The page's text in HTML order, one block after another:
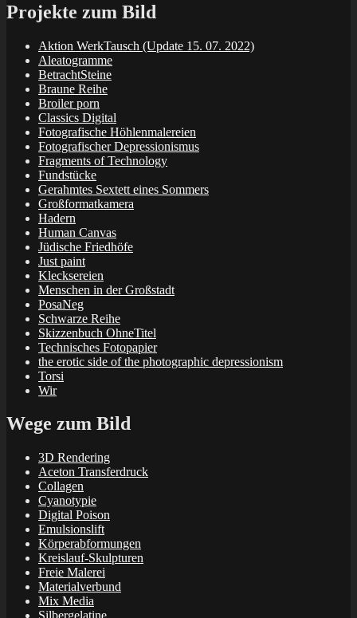
Projekte zum Bild
Aktion WerkTausch (Update 15. 07. 2022)
Aleatogramme
BetrachtSteine
Braune Reihe
Broiler porn
Classics Digital
Fotografische Höhlenmalereien
Fotografischer Depressionismus
Fragments of Technology
Fundstücke
Gerahmtes Sextett eines Sommers
Großformatkamera
Hadern
Human Canvas
Jüdische Friedhöfe
Just paint
Klecksereien
Menschen in der Großstadt
PosaNeg
Schwarze Reihe
Skizzenbuch OhneTitel
Technisches Fotopapier
the erotic side of the photographic depressionism
Torsi
Wir
Wege zum Bild
3D Rendering
Aceton Transferdruck
Collagen
Cyanotypie
Digital Poison
Emulsionslift
Körperabformungen
Kreislauf-Skulpturen
Freie Malerei
Materialverbund
Mix Media